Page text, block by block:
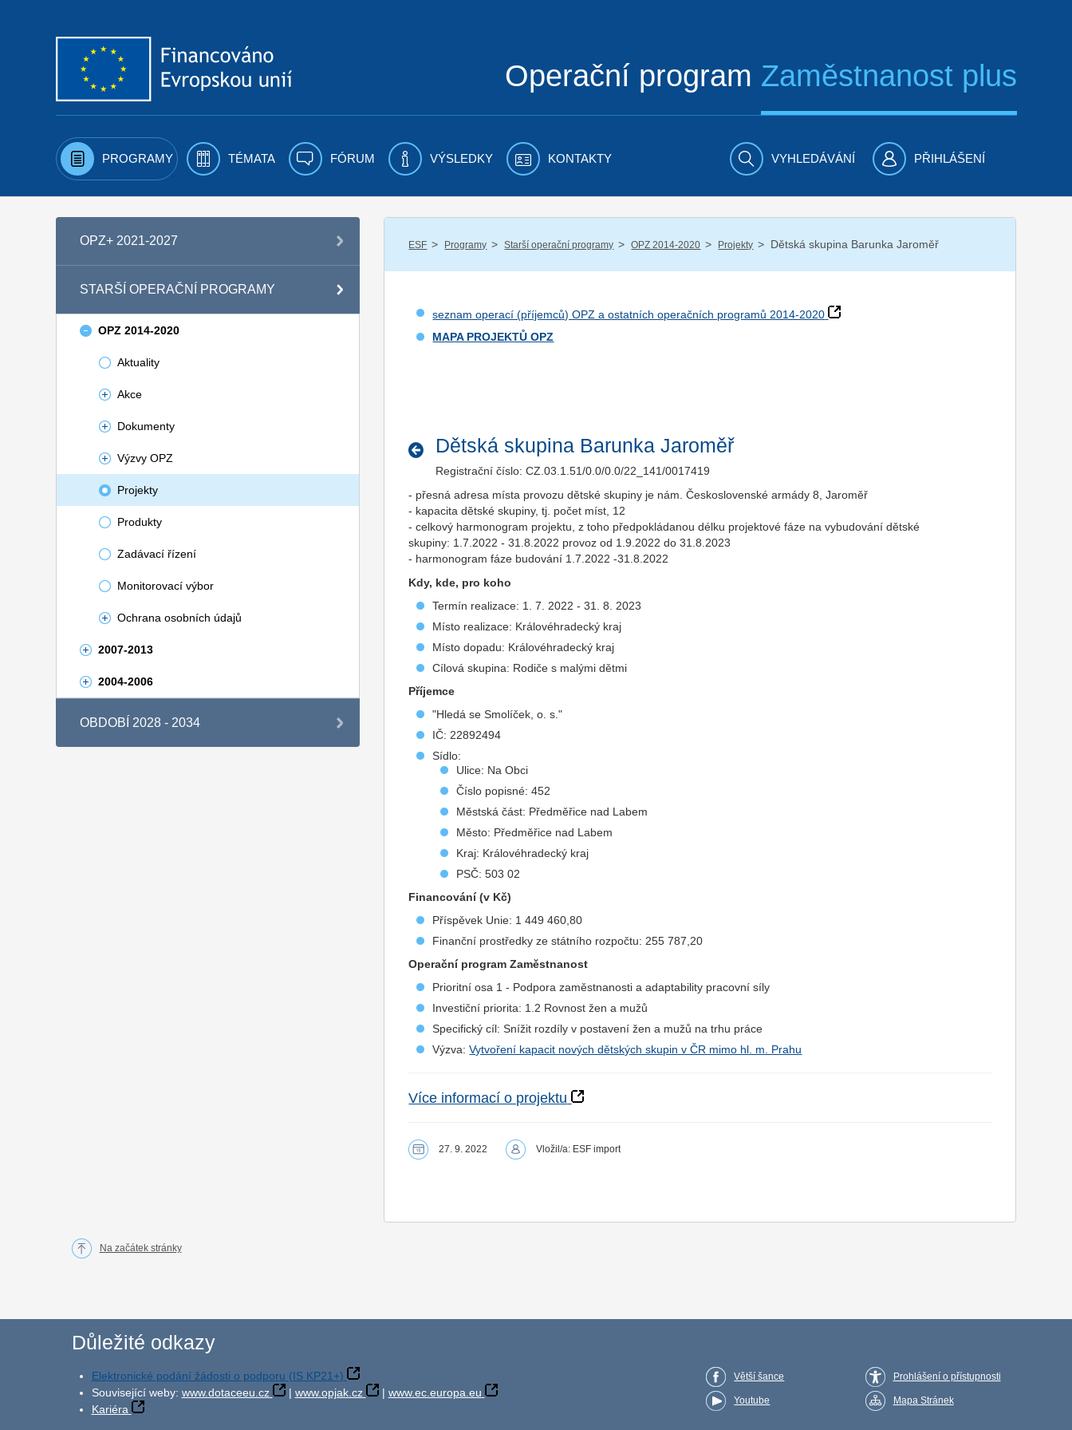
Operační program Zaměstnanost plus
PROGRAMY TÉMATA FÓRUM VÝSLEDKY KONTAKTY VYHLEDÁVÁNÍ PŘIHLÁŠENÍ
OPZ+ 2021-2027
STARŠÍ OPERAČNÍ PROGRAMY
OPZ 2014-2020
Aktuality
Akce
Dokumenty
Výzvy OPZ
Projekty
Produkty
Zadávací řízení
Monitorovací výbor
Ochrana osobních údajů
2007-2013
2004-2006
OBDOBÍ 2028 - 2034
ESF / Programy / Starší operační programy / OPZ 2014-2020 / Projekty / Dětská skupina Barunka Jaroměř
seznam operací (příjemců) OPZ a ostatních operačních programů 2014-2020
MAPA PROJEKTŮ OPZ
Dětská skupina Barunka Jaroměř
Registrační číslo: CZ.03.1.51/0.0/0.0/22_141/0017419
- přesná adresa místa provozu dětské skupiny je nám. Československé armády 8, Jaroměř
- kapacita dětské skupiny, tj. počet míst, 12
- celkový harmonogram projektu, z toho předpokládanou délku projektové fáze na vybudování dětské
skupiny: 1.7.2022 - 31.8.2022 provoz od 1.9.2022 do 31.8.2023
- harmonogram fáze budování 1.7.2022 -31.8.2022
Kdy, kde, pro koho
Termín realizace: 1. 7. 2022 - 31. 8. 2023
Místo realizace: Královéhradecký kraj
Místo dopadu: Královéhradecký kraj
Cílová skupina: Rodiče s malými dětmi
Příjemce
"Hledá se Smolíček, o. s."
IČ: 22892494
Sídlo:
Ulice: Na Obci
Číslo popisné: 452
Městská část: Předměřice nad Labem
Město: Předměřice nad Labem
Kraj: Královéhradecký kraj
PSČ: 503 02
Financování (v Kč)
Příspěvek Unie: 1 449 460,80
Finanční prostředky ze státního rozpočtu: 255 787,20
Operační program Zaměstnanost
Prioritní osa 1 - Podpora zaměstnanosti a adaptability pracovní síly
Investiční priorita: 1.2 Rovnost žen a mužů
Specifický cíl: Snížit rozdíly v postavení žen a mužů na trhu práce
Výzva:Vytvoření kapacit nových dětských skupin v ČR mimo hl. m. Prahu
Více informací o projektu
27. 9. 2022 Vložil/a: ESF import
Na začátek stránky
Důležité odkazy
Elektronické podání žádosti o podporu (IS KP21+)
Související weby: www.dotaceeu.cz | www.opjak.cz | www.ec.europa.eu
Kariéra
Větší šance
Youtube
Prohlášení o přístupnosti
Mapa Stránek